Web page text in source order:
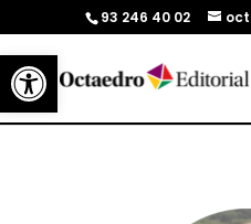
Abrir barra de herramientas
93 246 40 02